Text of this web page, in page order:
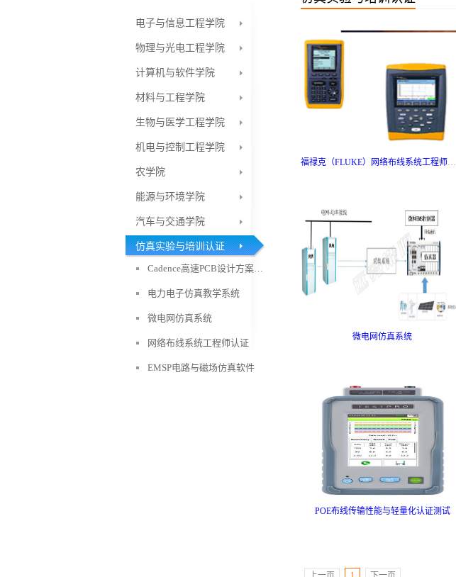
电子与信息工程学院
物理与光电工程学院
计算机与软件学院
材料与工程学院
生物与医学工程学院
机电与控制工程学院
农学院
能源与环境学院
汽车与交通学院
仿真实验与培训认证
Cadence高速PCB设计方案介绍
电力电子仿真教学系统
微电网仿真系统
网络布线系统工程师认证
EMSP电路与磁场仿真软件
福禄克（FLUKE）网络布线系统工程师认证课程
微电网仿真系统
POE布线传输性能与轻量化认证测试